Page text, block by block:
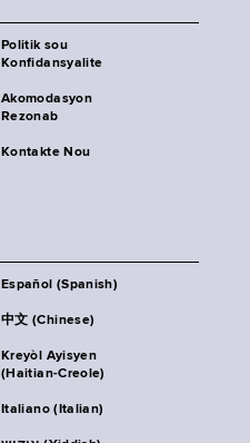
Politik sou
Konfidansyalite
Akomodasyon
Rezonab
Kontakte Nou
Español (Spanish)
中文 (Chinese)
Kreyòl Ayisyen
(Haitian-Creole)
Italiano (Italian)